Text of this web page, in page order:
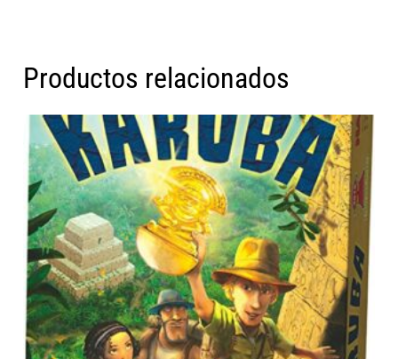
Productos relacionados